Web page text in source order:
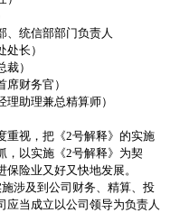
统信部部门负责人
长）
）
务官）
兼总精算师）
视，把《2号解释》的实施
，以实施《2号解释》为契
险业又好又快地发展。
涉及到公司财务、精算、投
应当成立以公司领导为负责人